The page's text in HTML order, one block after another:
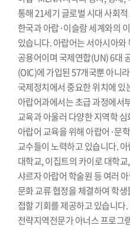
통해 21세기 글로벌 시대 사회
한국과 아랍·이슬람 세계와의
있습니다. 아랍어는 서아시아
공용어이며 국제연합(UN) 6대
(OIC)에 가입된 57개국뿐 아니
국제정치에서 중요한 위치에 있
아랍어과에서는 초급 과정에서
교육과 아울러 다양한 지역학
아랍어 교육을 위해 아랍어·문
교수들이 노력하고 있습니다.
대학교, 이집트의 카이로 대학
샤르자 아랍어 학술원 등 여러
문화 교류 협정을 체결하여 학
접할 기회를 제공하고 있습니
전략지역전문가 아너스 프로그